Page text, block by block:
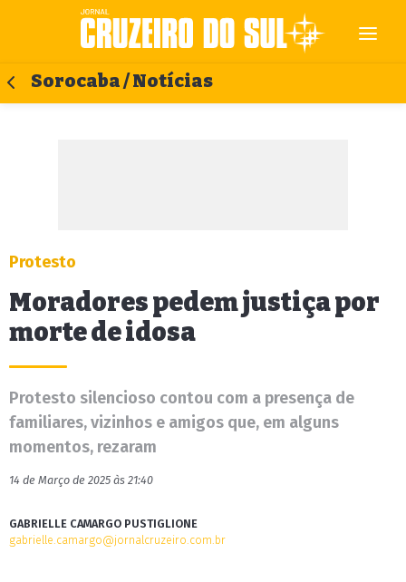
Sorocaba / Notícias
Protesto
Moradores pedem justiça por
morte de idosa
Protesto silencioso contou com a presença de
familiares, vizinhos e amigos que, em alguns
momentos, rezaram
14 de Março de 2025 às 21:40
GABRIELLE CAMARGO PUSTIGLIONE
gabrielle.camargo@jornalcruzeiro.com.br